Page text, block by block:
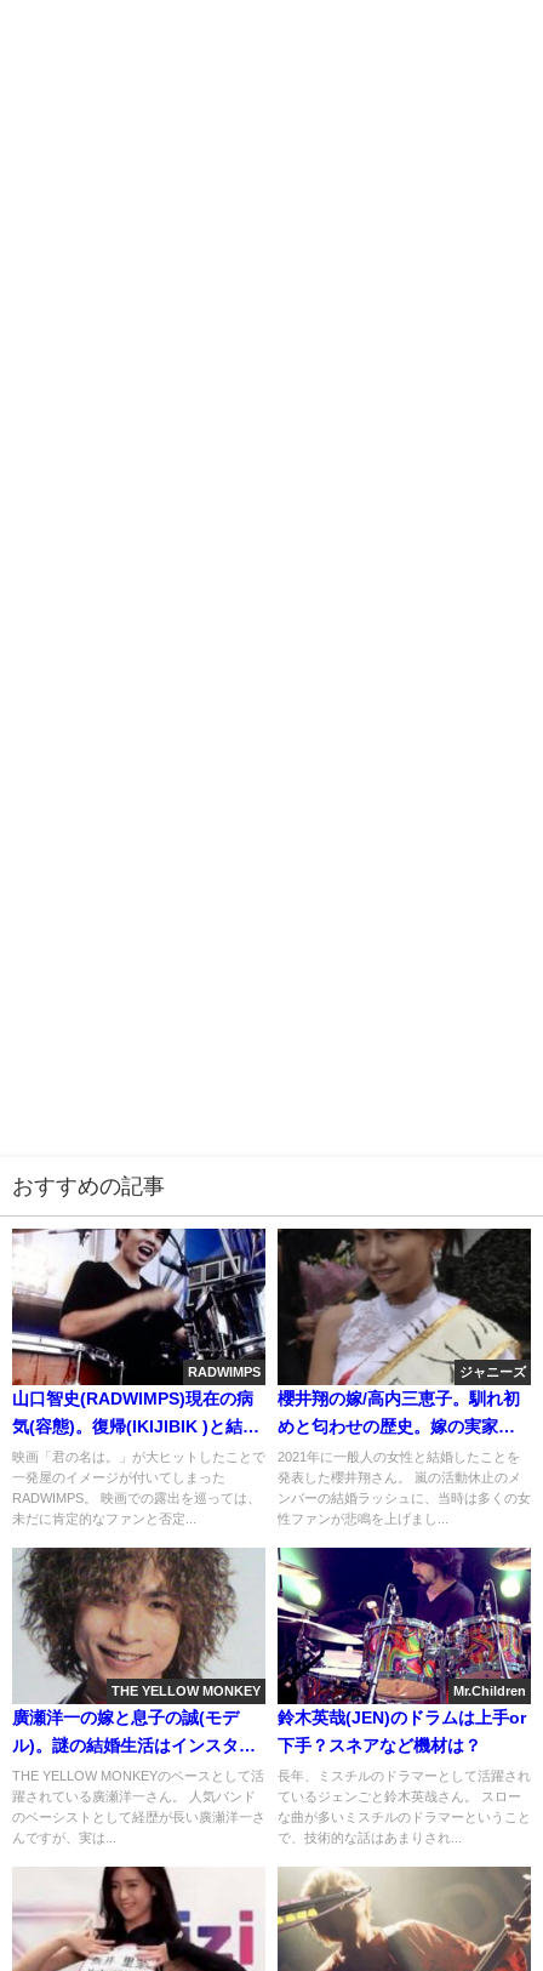
おすすめの記事
RADWIMPS
山口智史(RADWIMPS)現在の病
気(容態)。復帰(IKIJIBIK )と結婚
と子供
映画「君の名は。」が大ヒットしたことで
一発屋のイメージが付いてしまった
RADWIMPS。 映画での露出を巡っては、
未だに肯定的なファンと否定...
ジャニーズ
櫻井翔の嫁/高内三恵子。馴れ初
めと匂わせの歴史。嫁の実家は
焼肉屋?韓国人ではない
2021年に一般人の女性と結婚したことを
発表した櫻井翔さん。 嵐の活動休止のメ
ンバーの結婚ラッシュに、当時は多くの女
性ファンが悲鳴を上げまし...
THE YELLOW MONKEY
廣瀬洋一の嫁と息子の誠(モデ
ル)。謎の結婚生活はインスタ・
ブログで分かる？
THE YELLOW MONKEYのベースとして活
躍されている廣瀬洋一さん。 人気バンド
のベーシストとして経歴が長い廣瀬洋一さ
んですが、実は...
Mr.Children
鈴木英哉(JEN)のドラムは上手or
下手？スネアなど機材は？
長年、ミスチルのドラマーとして活躍され
ているジェンごと鈴木英哉さん。 スロー
な曲が多いミスチルのドラマーということ
で、技術的な話はあまりされ...